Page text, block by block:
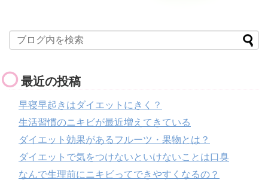
最近の投稿
早寝早起きはダイエットにきく？
生活習慣のニキビが最近増えてきている
ダイエット効果があるフルーツ・果物とは？
ダイエットで気をつけないといけないことは口臭
なんで生理前にニキビってできやすくなるの？